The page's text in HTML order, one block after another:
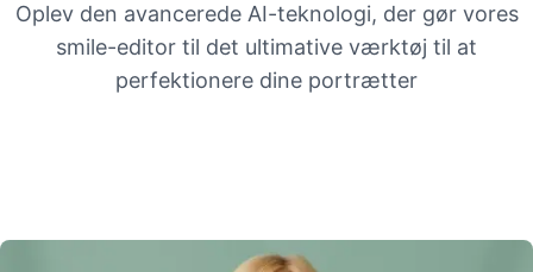
Oplev den avancerede AI-teknologi, der gør vores
smile-editor til det ultimative værktøj til at
perfektionere dine portrætter